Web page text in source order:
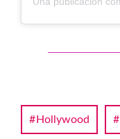
Hollywood